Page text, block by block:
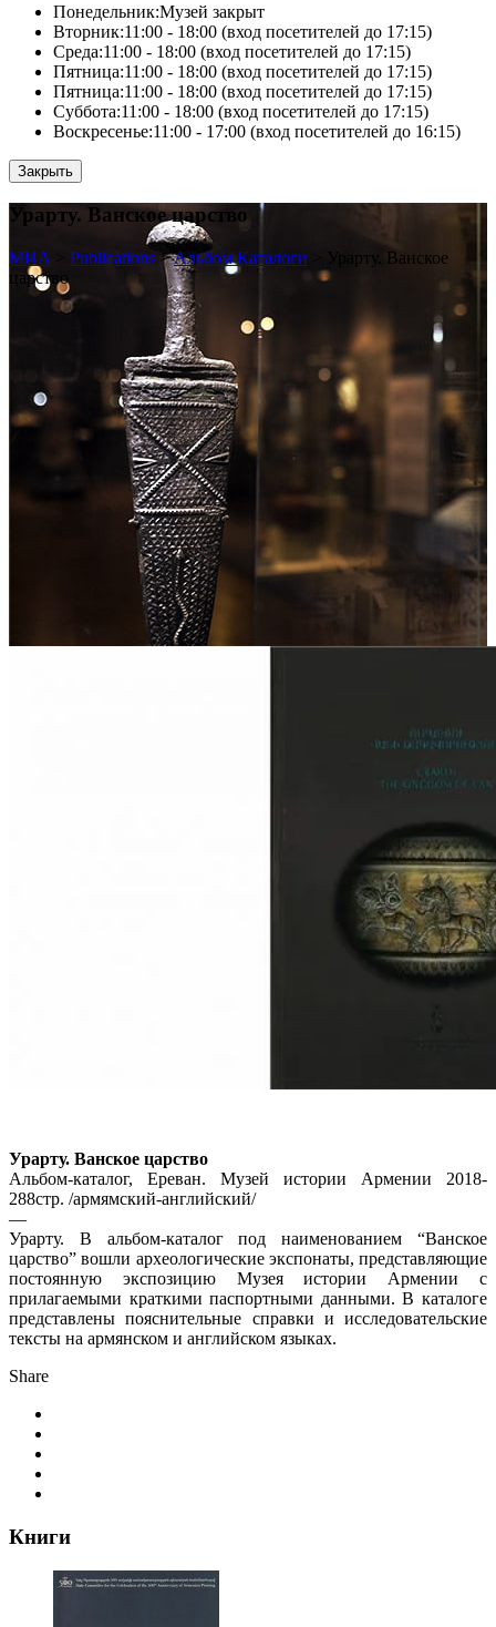
Понедельник:Музей закрыт
Вторник:11:00 - 18:00 (вход посетителей до 17:15)
Среда:11:00 - 18:00 (вход посетителей до 17:15)
Пятница:11:00 - 18:00 (вход посетителей до 17:15)
Пятница:11:00 - 18:00 (вход посетителей до 17:15)
Суббота:11:00 - 18:00 (вход посетителей до 17:15)
Воскресенье:11:00 - 17:00 (вход посетителей до 16:15)
Закрыть
Урарту. Ванское царство
МИА Publications >Альбом Каталоги
Урарту. Ванское
царство
Урарту. Ванское царство
Альбом-каталог, Ереван. Музей истории Армении 2018-
288стр. /армямский-английский/
—
Урарту. В альбом-каталог под наименованием “Ванское
царство” вошли археологические экспонаты, представляющие
постоянную экспозицию Музея истории Армении с
прилагаемыми краткими паспортными данными. В каталоге
представлены пояснительные справки и исследовательские
тексты на армянском и английском языках.
Share
Книги